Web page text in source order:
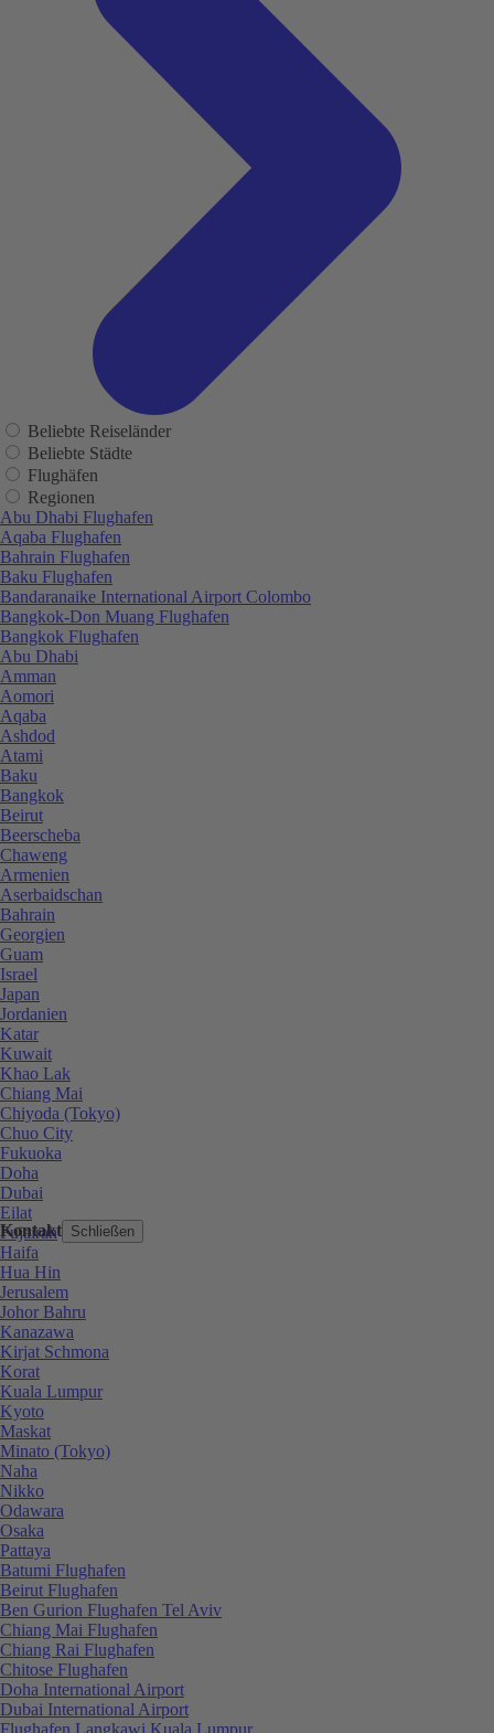
Kontakt Schließen
Beliebte Reiseländer
Beliebte Städte
Flughäfen
Regionen
Abu Dhabi Flughafen
Aqaba Flughafen
Bahrain Flughafen
Baku Flughafen
Bandaranaike International Airport Colombo
Bangkok-Don Muang Flughafen
Bangkok Flughafen
Abu Dhabi
Amman
Aomori
Aqaba
Ashdod
Atami
Baku
Bangkok
Beirut
Beerscheba
Chaweng
Armenien
Aserbaidschan
Bahrain
Georgien
Guam
Israel
Japan
Jordanien
Katar
Kuwait
Khao Lak
Chiang Mai
Chiyoda (Tokyo)
Chuo City
Fukuoka
Doha
Dubai
Eilat
Fujairah
Haifa
Hua Hin
Jerusalem
Johor Bahru
Kanazawa
Kirjat Schmona
Korat
Kuala Lumpur
Kyoto
Maskat
Minato (Tokyo)
Naha
Nikko
Odawara
Osaka
Pattaya
Batumi Flughafen
Beirut Flughafen
Ben Gurion Flughafen Tel Aviv
Chiang Mai Flughafen
Chiang Rai Flughafen
Chitose Flughafen
Doha International Airport
Dubai International Airport
Flughafen Langkawi Kuala Lumpur